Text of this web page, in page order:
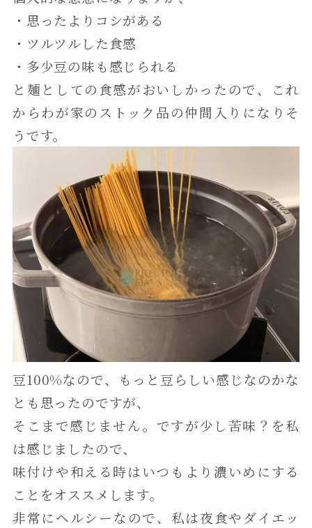
・思ったよりコシがある
・ツルツルした食感
・多少豆の味も感じられる
と麺としての食感がおいしかったので、これ
からわが家のストック品の仲間入りになりそ
うです。
豆100%なので、もっと豆らしい感じなのかな
とも思ったのですが、
そこまで感じません。ですが少し苦味？を私
は感じましたので、
味付けや和える時はいつもより濃いめにする
ことをオススメします。
非常にヘルシーなので、私は夜食やダイエッ